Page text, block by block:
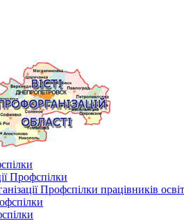
Профспілки
Профспілки працівників